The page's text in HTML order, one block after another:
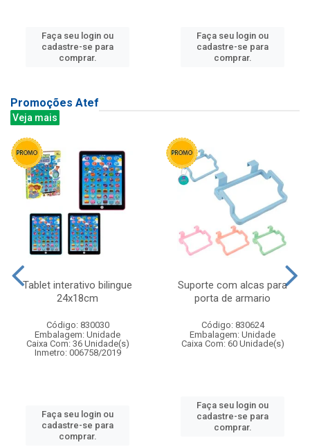
Faça seu login ou
cadastre-se para
comprar.
Faça seu login ou
cadastre-se para
comprar.
Promoções Atef
Veja mais
Tablet interativo bilingue
24x18cm
Código: 830030
Embalagem: Unidade
Caixa Com: 36 Unidade(s)
Inmetro: 006758/2019
Faça seu login ou
cadastre-se para
comprar.
Suporte com alcas para
porta de armario
Código: 830624
Embalagem: Unidade
Caixa Com: 60 Unidade(s)
Faça seu login ou
cadastre-se para
comprar.